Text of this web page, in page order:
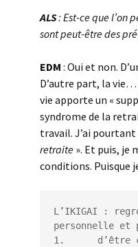
ALS: Est-ce que l’on
sont peut-être des
EDM : Oui et non.
D’autre part, la vie…
vie apporte un «
syndrome de la
travail. J’ai pourtant
retraite ». Et puis, je
conditions. Puisque
L’IKIGAI :
personnelle
1.	d’être compétent pour faire ce que l’on fait,